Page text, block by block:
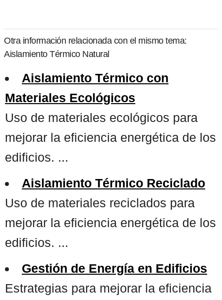
Otra información relacionada con el mismo tema:
Aislamiento Térmico Natural
Aislamiento Térmico con
Materiales Ecológicos
Uso de materiales ecológicos para
mejorar la eficiencia energética de los
edificios. ...
Aislamiento Térmico Reciclado
Uso de materiales reciclados para
mejorar la eficiencia energética de los
edificios. ...
Gestión de Energía en Edificios
Estrategias para mejorar la eficiencia